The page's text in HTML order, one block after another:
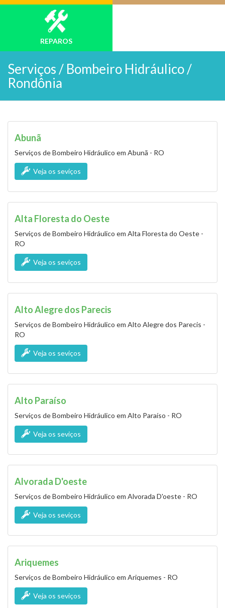
REPAROS
Serviços / Bombeiro Hidráulico /
Rondônia
Abunã
Serviços de Bombeiro Hidráulico em Abunã - RO
Veja os seviços
Alta Floresta do Oeste
Serviços de Bombeiro Hidráulico em Alta Floresta do Oeste -
RO
Veja os seviços
Alto Alegre dos Parecis
Serviços de Bombeiro Hidráulico em Alto Alegre dos Parecis -
RO
Veja os seviços
Alto Paraíso
Serviços de Bombeiro Hidráulico em Alto Paraíso - RO
Veja os seviços
Alvorada D'oeste
Serviços de Bombeiro Hidráulico em Alvorada D'oeste - RO
Veja os seviços
Ariquemes
Serviços de Bombeiro Hidráulico em Ariquemes - RO
Veja os seviços